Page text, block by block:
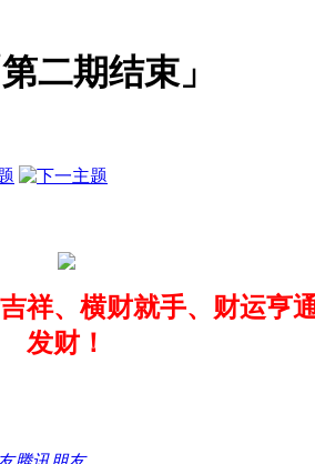
二期结束」
祥、横财就手、财运亨
发财！